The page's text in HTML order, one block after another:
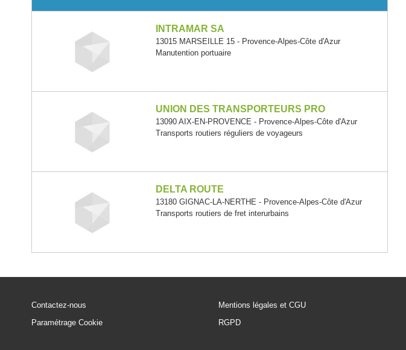
INTRAMAR SA
13015 MARSEILLE 15 - Provence-Alpes-Côte d'Azur
Manutention portuaire
UNION DES TRANSPORTEURS PRO
13090 AIX-EN-PROVENCE - Provence-Alpes-Côte d'Azur
Transports routiers réguliers de voyageurs
DELTA ROUTE
13180 GIGNAC-LA-NERTHE - Provence-Alpes-Côte d'Azur
Transports routiers de fret interurbains
Contactez-nous
Paramétrage Cookie
Mentions légales et CGU
RGPD